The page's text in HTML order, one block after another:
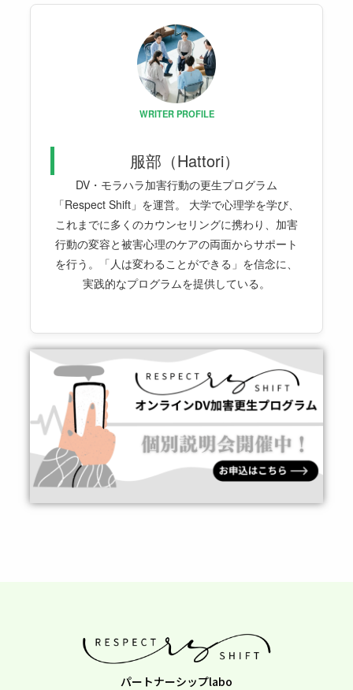
WRITER PROFILE
服部（Hattori）
DV・モラハラ加害行動の更生プログラム
「Respect Shift」を運営。 大学で心理学を学び、
これまでに多くのカウンセリングに携わり、加害
行動の変容と被害心理のケアの両面からサポート
を行う。「人は変わることができる」を信念に、
実践的なプログラムを提供している。
パートナーシップlabo